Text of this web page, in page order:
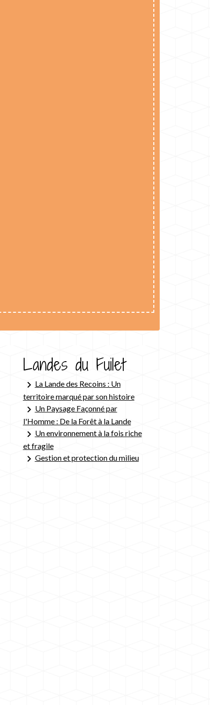
Landes du Fuilet
keyboard_arrow_rightLa Lande des Recoins : Un
territoire marqué par son histoire
keyboard_arrow_rightUn Paysage Façonné par
l'Homme : De la Forêt à la Lande
keyboard_arrow_rightUn environnement à la fois riche
et fragile
keyboard_arrow_rightGestion et protection du milieu